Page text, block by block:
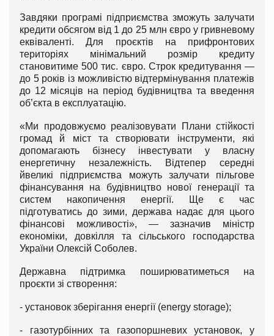
Завдяки програмі підприємства зможуть залучати
кредити обсягом від 1 до 25 млн євро у гривневому
еквіваленті. Для проєктів на прифронтових
територіях мінімальний розмір кредиту
становитиме 500 тис. євро. Строк кредитування —
до 5 років із можливістю відтермінування платежів
до 12 місяців на період будівництва та введення
об’єкта в експлуатацію.
«Ми продовжуємо реалізовувати Плани стійкості
громад й міст та створювати інструменти, які
допомагають бізнесу інвестувати у власну
енергетичну незалежність. Відтепер середні
йвеликі підприємства можуть залучати пільгове
фінансування на будівництво нової генерації та
систем накопичення енергії. Ще є час
підготуватись до зими, держава надає для цього
фінансові можливості», — зазначив міністр
економіки, довкілля та сільського господарства
України Олексій Соболев.
Державна підтримка поширюватиметься на
проєкти зі створення:
- установок зберігання енергії (energy storage);
- газотурбінних та газопоршневих установок, у